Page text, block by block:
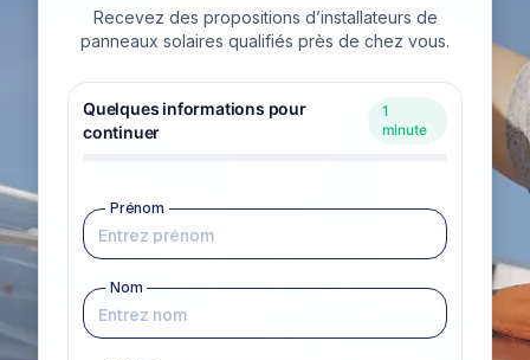
Recevez des propositions d’installateurs de
panneaux solaires qualifiés près de chez vous.